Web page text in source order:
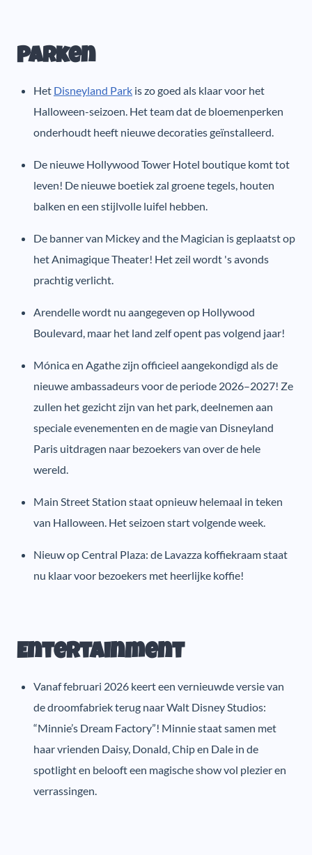
Parken
Het Disneyland Park is zo goed als klaar voor het
Halloween-seizoen. Het team dat de bloemenperken
onderhoudt heeft nieuwe decoraties geïnstalleerd.
De nieuwe Hollywood Tower Hotel boutique komt tot
leven! De nieuwe boetiek zal groene tegels, houten
balken en een stijlvolle luifel hebben.
De banner van Mickey and the Magician is geplaatst op
het Animagique Theater! Het zeil wordt 's avonds
prachtig verlicht.
Arendelle wordt nu aangegeven op Hollywood
Boulevard, maar het land zelf opent pas volgend jaar!
Mónica en Agathe zijn officieel aangekondigd als de
nieuwe ambassadeurs voor de periode 2026–2027! Ze
zullen het gezicht zijn van het park, deelnemen aan
speciale evenementen en de magie van Disneyland
Paris uitdragen naar bezoekers van over de hele
wereld.
Main Street Station staat opnieuw helemaal in teken
van Halloween. Het seizoen start volgende week.
Nieuw op Central Plaza: de Lavazza koffiekraam staat
nu klaar voor bezoekers met heerlijke koffie!
Entertainment
Vanaf februari 2026 keert een vernieuwde versie van
de droomfabriek terug naar Walt Disney Studios:
“Minnie’s Dream Factory”! Minnie staat samen met
haar vrienden Daisy, Donald, Chip en Dale in de
spotlight en belooft een magische show vol plezier en
verrassingen.